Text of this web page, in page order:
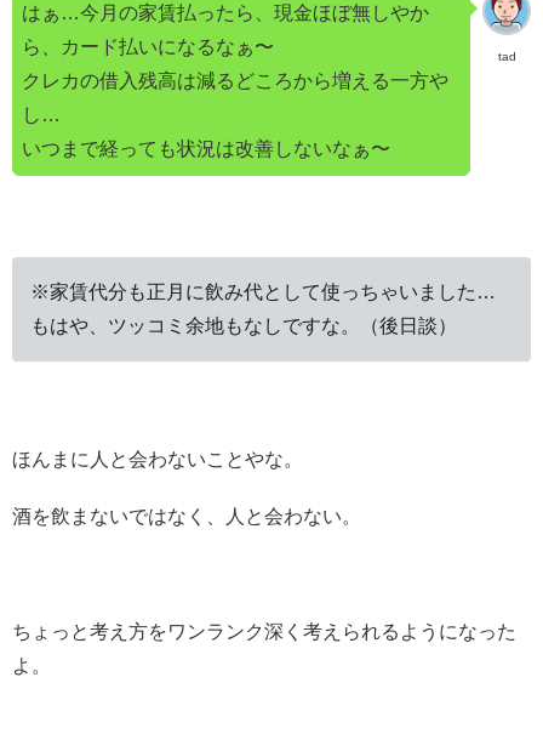
tad
はぁ…今月の家賃払ったら、現金ほぼ無しやか
ら、カード払いになるなぁ〜
クレカの借入残高は減るどころから増える一方や
し…
いつまで経っても状況は改善しないなぁ〜
※家賃代分も正月に飲み代として使っちゃいました…
もはや、ツッコミ余地もなしですな。（後日談）
ほんまに人と会わないことやな。
酒を飲まないではなく、人と会わない。
ちょっと考え方をワンランク深く考えられるようになった
よ。